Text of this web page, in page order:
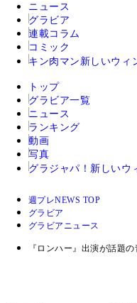
ニュース
グラビア
連載コラム
コミック
キン肉マン 新しいウィ
トップ
グラビア一覧
ニュース
ランキング
動画
写真
グラジャパ！ 新しいウ
週プレNEWS TOP
グラビア
グラビアニュース
『ロンハー』出演が話題